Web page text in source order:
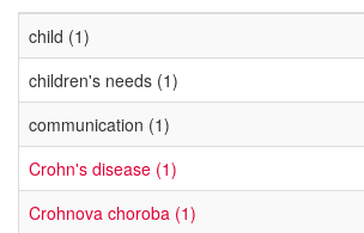
child (1)
children's needs (1)
communication (1)
Crohn's disease (1)
Crohnova choroba (1)